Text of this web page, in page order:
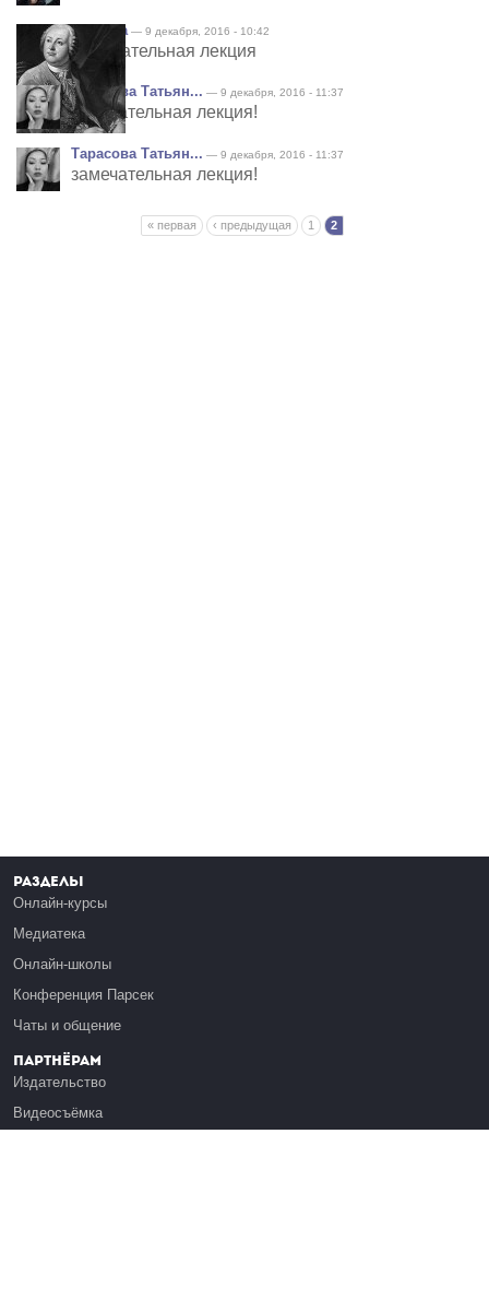
сардана — 9 декабря, 2016 - 10:42
Замечательная лекция
Тарасова Татьян... — 9 декабря, 2016 - 11:37
замечательная лекция!
Тарасова Татьян... — 9 декабря, 2016 - 11:37
замечательная лекция!
« первая ‹ предыдущая 1 2
Разделы
Онлайн-курсы
Медиатека
Онлайн-школы
Конференция Парсек
Чаты и общение
Партнёрам
Издательство
Видеосъёмка